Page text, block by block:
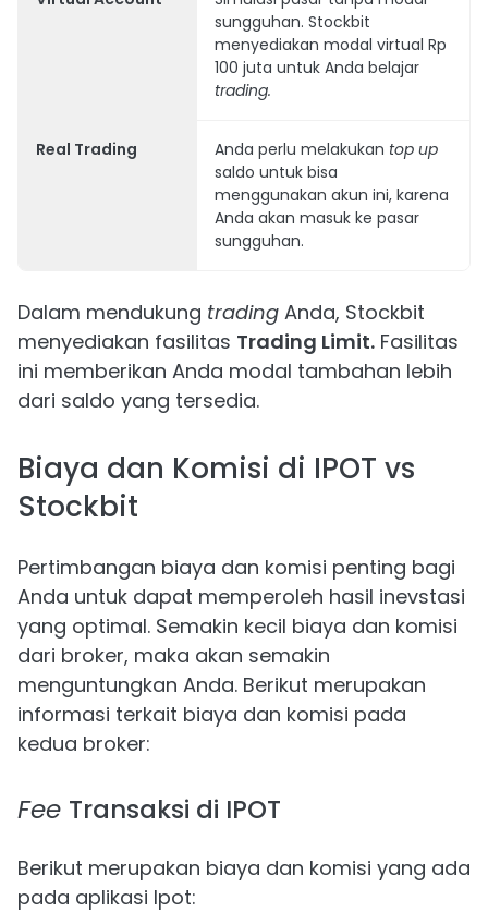
sungguhan. Stockbit
menyediakan modal virtual Rp
100 juta untuk Anda belajar
trading.
Real Trading Anda perlu melakukan top up
saldo untuk bisa
menggunakan akun ini, karena
Anda akan masuk ke pasar
sungguhan.
Dalam mendukung trading Anda, Stockbit
menyediakan fasilitas Trading Limit. Fasilitas
ini memberikan Anda modal tambahan lebih
dari saldo yang tersedia.
Biaya dan Komisi di IPOT vs
Stockbit
Pertimbangan biaya dan komisi penting bagi
Anda untuk dapat memperoleh hasil inevstasi
yang optimal. Semakin kecil biaya dan komisi
dari broker, maka akan semakin
menguntungkan Anda. Berikut merupakan
informasi terkait biaya dan komisi pada
kedua broker:
Fee Transaksi di IPOT
Berikut merupakan biaya dan komisi yang ada
pada aplikasi Ipot: